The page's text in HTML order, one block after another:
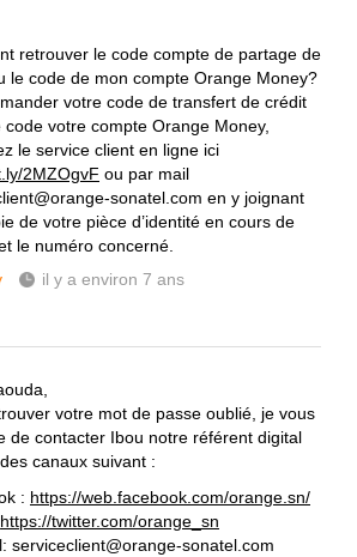
retrouver le code compte de partage de
le code de mon compte Orange Money?
votre code de transfert de crédit
code votre compte Orange Money,
le service client en ligne ici
2MZOgvF ou par mail
sonatel.com en y joignant
de votre pièce d’identité en cours de
le numéro concerné.
il y a environ 7 ans
votre mot de passe oublié, je vous
de contacter Ibou notre référent digital
canaux suivant :
: https://web.facebook.com/orange.sn/
https://twitter.com/orange_sn
serviceclient@orange-sonatel.com